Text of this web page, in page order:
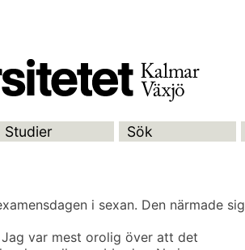
Studier Sök
i sexan. Den närmade sig
var mest orolig över att det